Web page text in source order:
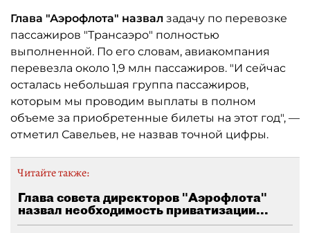
Глава "Аэрофлота" назвал задачу по перевозке
пассажиров "Трансаэро" полностью
выполненной. По его словам, авиакомпания
перевезла около 1,9 млн пассажиров. "И сейчас
осталась небольшая группа пассажиров,
которым мы проводим выплаты в полном
объеме за приобретенные билеты на этот год", —
отметил Савельев, не назвав точной цифры.
Читайте также:
Глава совета директоров "Аэрофлота"
назвал необходимость приватизации...